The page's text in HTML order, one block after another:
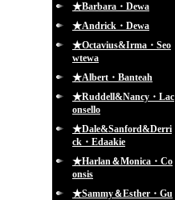
★Barbara・Dewa
★Andrick・Dewa
★Octavius&Irma・Seo
wtewa
★Albert・Banteah
★Ruddell&Nancy・Lac
onsello
★Dale&Sanford&Derri
ck・Edaakie
★Harlan＆Monica・Co
onsis
★Sammy＆Esther・Gu